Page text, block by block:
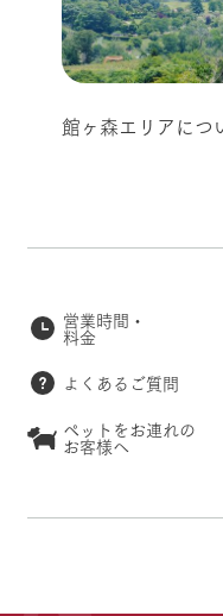
館ヶ森エリアにつ
営業時間・
料金
よくあるご質問
ペットをお連れの
お客様へ